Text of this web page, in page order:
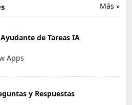
Más »
de Tareas IA
Apps
y Respuestas